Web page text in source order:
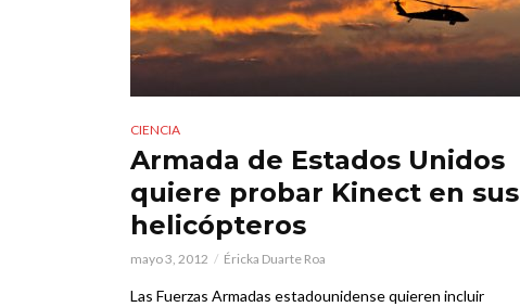
CIENCIA
Armada de Estados Unidos
quiere probar Kinect en sus
helicópteros
mayo 3, 2012 Éricka Duarte Roa
Las Fuerzas Armadas estadounidense quieren incluir